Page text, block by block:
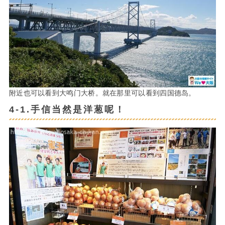
附近也可以看到大鸣门大桥。就在那里可以看到四国德岛。
4-1.手信当然是洋葱呢！